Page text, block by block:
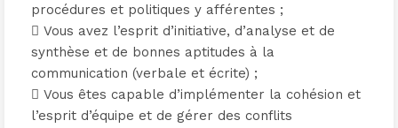
procédures et politiques y afférentes ;
 Vous avez l’esprit d’initiative, d’analyse et de
synthèse et de bonnes aptitudes à la
communication (verbale et écrite) ;
 Vous êtes capable d’implémenter la cohésion et
l’esprit d’équipe et de gérer des conflits